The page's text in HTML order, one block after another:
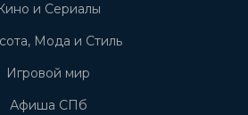
Кино и Сериалы
Мода и Стиль
Игровой мир
Афиша СПб